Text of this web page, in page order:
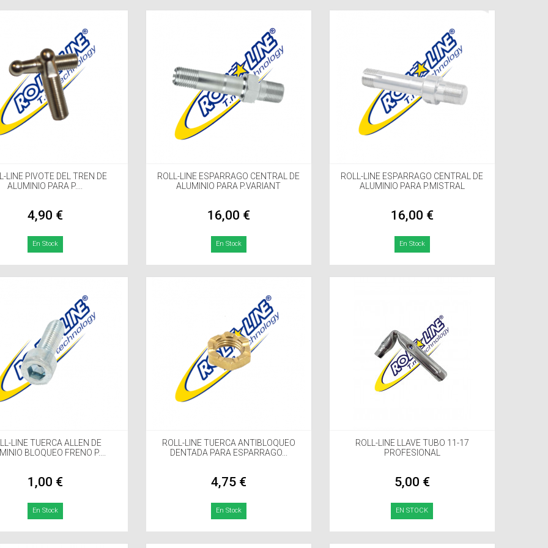
LINE PIVOTE DEL TREN DE
ALUMINIO PARA P....
4,90 €
En Stock
ROLL-LINE ESPARRAGO CENTRAL DE
ALUMINIO PARA P.VARIANT
16,00 €
En Stock
ROLL-LINE ESPARRAGO CENTRAL DE
ALUMINIO PARA P.MISTRAL
16,00 €
En Stock
LINE TUERCA ALLEN DE
BLOQUEO FRENO P....
1,00 €
En Stock
ROLL-LINE TUERCA ANTIBLOQUEO
DENTADA PARA ESPARRAGO...
4,75 €
En Stock
ROLL-LINE LLAVE TUBO 11-17
PROFESIONAL
5,00 €
EN STOCK